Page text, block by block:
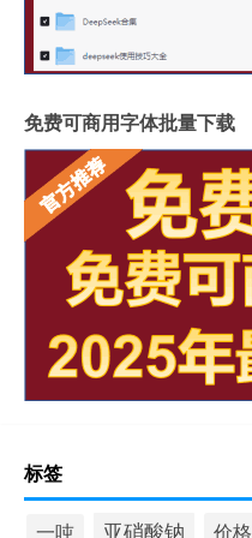
免费可商用字体批量下载
标签
一吨 亚硝酸钠 价格